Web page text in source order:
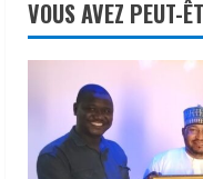
VOUS AVEZ PEUT-